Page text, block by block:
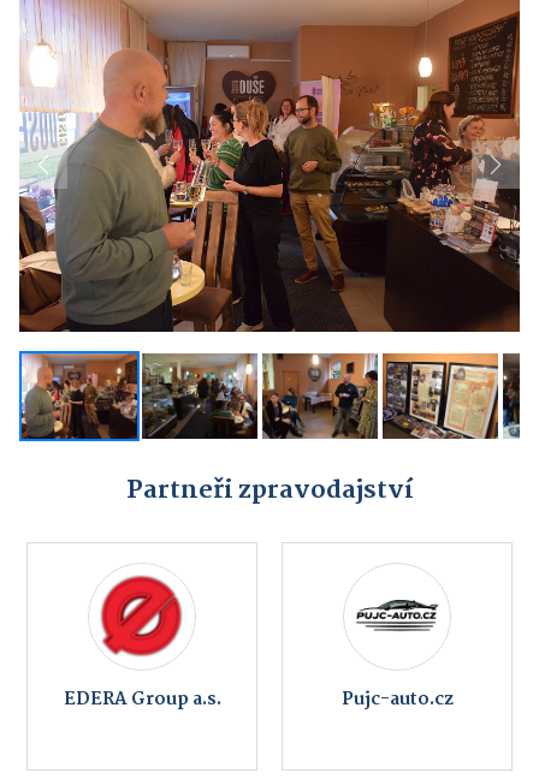
Previous Next
Partneři zpravodajství
EDERA Group a.s. Pujc-auto.cz